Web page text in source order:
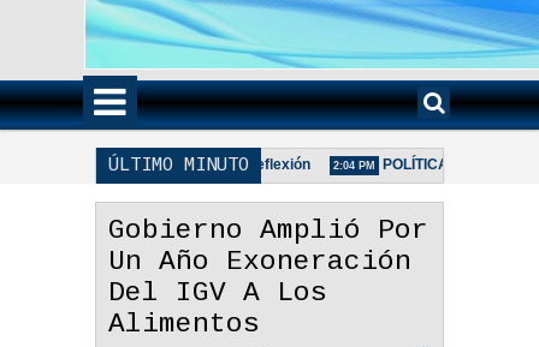
ÚLTIMO MINUTO
Regala Una Sonrisa - Reflexión 2:04 PM POLÍTICA DE PRIVACIDAD
Gobierno Amplió Por
Un Año Exoneración
Del IGV A Los
Alimentos